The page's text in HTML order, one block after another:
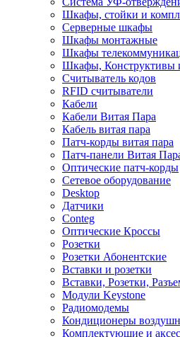
Шкафы, стойки и
Серверные шкафы
Шкафы монтажные
Шкафы
Шкафы, Конструктивы
Считыватель кодов
RFID считыватели
Кабели
Кабели Витая Пара
Кабель витая пара
Патч-корды витая пара
Патч-панели Витая
Оптические патч-корды
Сетевое оборудование
Desktop
Датчики
Conteg
Оптические Кроссы
Розетки
Розетки Абонентские
Вставки и розетки
Вставки, Розетки,
Модули Keystone
Радиомодемы
Кондиционеры
Комплектующие и